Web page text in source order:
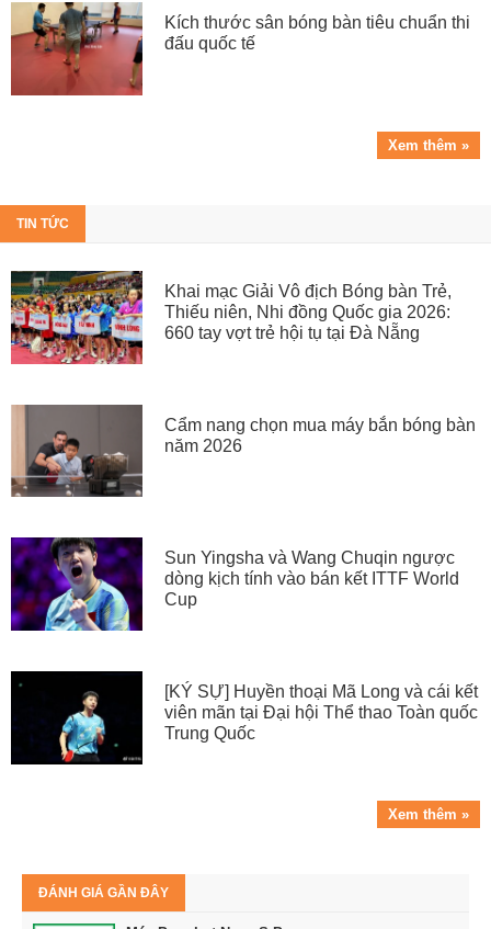
Kích thước sân bóng bàn tiêu chuẩn thi
đấu quốc tế
Xem thêm »
TIN TỨC
Khai mạc Giải Vô địch Bóng bàn Trẻ,
Thiếu niên, Nhi đồng Quốc gia 2026:
660 tay vợt trẻ hội tụ tại Đà Nẵng
Cẩm nang chọn mua máy bắn bóng bàn
năm 2026
Sun Yingsha và Wang Chuqin ngược
dòng kịch tính vào bán kết ITTF World
Cup
[KÝ SỰ] Huyền thoại Mã Long và cái kết
viên mãn tại Đại hội Thể thao Toàn quốc
Trung Quốc
Xem thêm »
ĐÁNH GIÁ GẦN ĐÂY